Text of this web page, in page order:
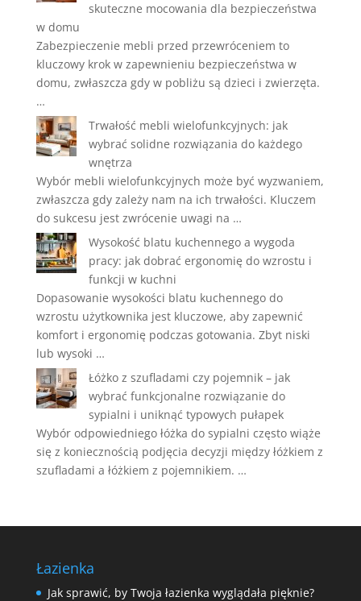
skuteczne mocowania dla bezpieczeństwa
w domu
Zabezpieczenie mebli przed przewróceniem to
kluczowy krok w zapewnieniu bezpieczeństwa w
domu, zwłaszcza gdy w pobliżu są dzieci i zwierzęta.
…
Trwałość mebli wielofunkcyjnych: jak
wybrać solidne rozwiązania do każdego
wnętrza
Wybór mebli wielofunkcyjnych może być wyzwaniem,
zwłaszcza gdy zależy nam na ich trwałości. Kluczem
do sukcesu jest zwrócenie uwagi na …
Wysokość blatu kuchennego a wygoda
pracy: jak dobrać ergonomię do wzrostu i
funkcji w kuchni
Dopasowanie wysokości blatu kuchennego do
wzrostu użytkownika jest kluczowe, aby zapewnić
komfort i ergonomię podczas gotowania. Zbyt niski
lub wysoki …
Łóżko z szufladami czy pojemnik – jak
wybrać funkcjonalne rozwiązanie do
sypialni i uniknąć typowych pułapek
Wybór odpowiedniego łóżka do sypialni często wiąże
się z koniecznością podjęcia decyzji między łóżkiem z
szufladami a łóżkiem z pojemnikiem. …
Łazienka
Jak sprawić, by Twoja łazienka wyglądała pięknie?